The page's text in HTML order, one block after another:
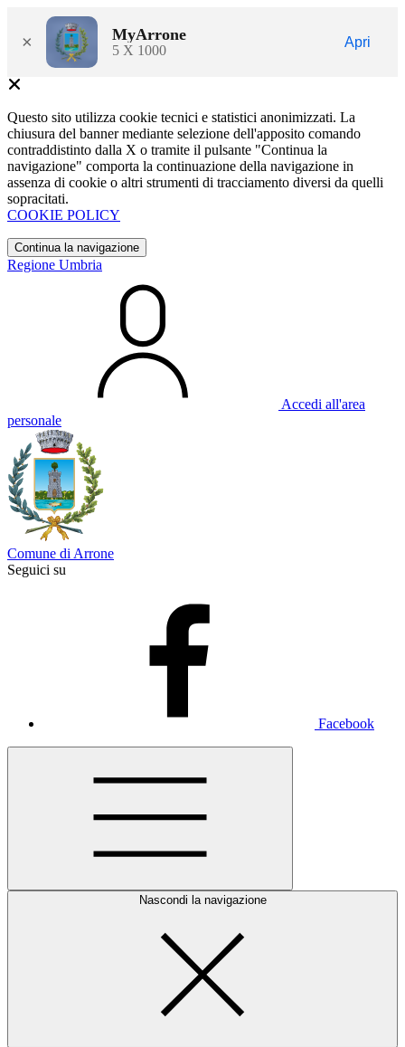
× MyArrone
5 X 1000
Apri
Questo sito utilizza cookie tecnici e statistici anonimizzati. La
chiusura del banner mediante selezione dell'apposito comando
contraddistinto dalla X o tramite il pulsante "Continua la
navigazione" comporta la continuazione della navigazione in
assenza di cookie o altri strumenti di tracciamento diversi da quelli
sopracitati.
COOKIE POLICY
Continua la navigazione
Regione Umbria
Accedi all'area
personale
Comune di Arrone
Seguici su
Facebook
Nascondi la navigazione